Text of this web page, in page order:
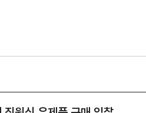
소식 | 2026년도